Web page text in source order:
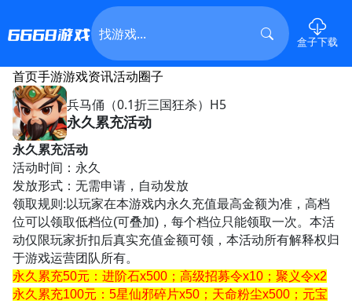
盒子下载
首页手游游戏资讯活动圈子
兵马俑（0.1折三国狂杀）H5
永久累充活动
永久 累充活动
活动时间：永久
发放形式： 无需申请，自动发放
领取规则 : 以玩家在本游戏内永久充值最高金额为准，高档
位可以领取低档位(可叠加) ，每个档位只能领取一次。 本活
动仅限玩家折扣后真实充值金额可领， 本活动所有解释权归
于游戏运营团队所有。
永久累充50元 ：进阶石x500 ；高级招募令x10 ；聚义令x2
永久累充100元 ： 5星仙邪碎片x50 ；天命粉尘x500 ；元宝